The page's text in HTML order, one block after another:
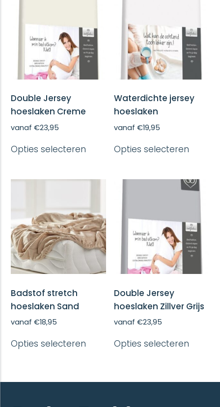
Double Jersey
hoeslaken Creme
vanaf€23,95
Opties selecteren product
variaties.
kan
gekozen
worden
op
de
productpagina
Waterdichte jersey
hoeslaken
vanaf€19,95
Opties selecteren
Deze
op
de
Badstof stretch
hoeslaken Sand
vanaf€18,95
Opties selecteren product
Deze
Double Jersey
hoeslaken Zillver Grijs
vanaf€23,95
Opties selecteren
Deze